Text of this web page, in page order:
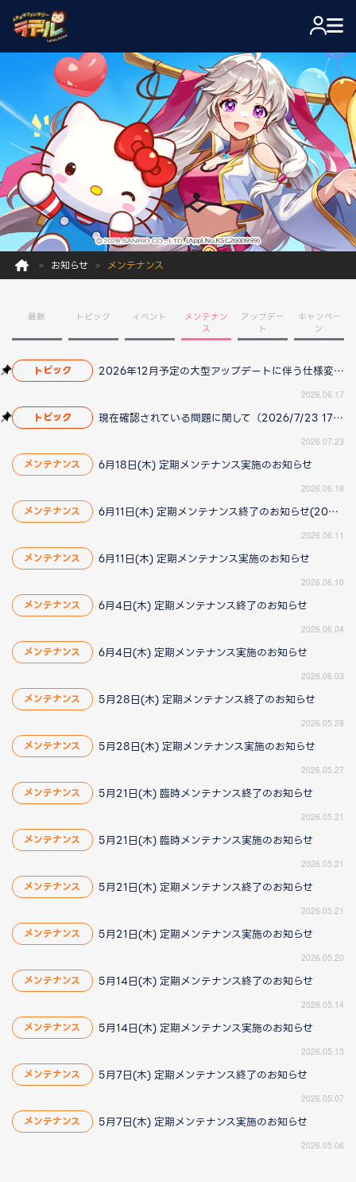
お知らせ メンテナンス
最新 トピック イベント
メンテナン
ス
アップデー
ト
キャンペー
ン
トピック 2026年12月予定の大型アップデートに伴う仕様変更のお知らせ
2026.06.17
トピック 現在確認されている問題に関して（2026/7/23 17:00更新）
2026.07.23
メンテナンス 6月18日(木) 定期メンテナンス実施のお知らせ
2026.06.18
メンテナンス 6月11日(木) 定期メンテナンス終了のお知らせ(2026/6/11 15:20更新)
2026.06.11
メンテナンス 6月11日(木) 定期メンテナンス実施のお知らせ
2026.06.10
メンテナンス 6月4日(木) 定期メンテナンス終了のお知らせ
2026.06.04
メンテナンス 6月4日(木) 定期メンテナンス実施のお知らせ
2026.06.03
メンテナンス 5月28日(木) 定期メンテナンス終了のお知らせ
2026.05.28
メンテナンス 5月28日(木) 定期メンテナンス実施のお知らせ
2026.05.27
メンテナンス 5月21日(木) 臨時メンテナンス終了のお知らせ
2026.05.21
メンテナンス 5月21日(木) 臨時メンテナンス実施のお知らせ
2026.05.21
メンテナンス 5月21日(木) 定期メンテナンス終了のお知らせ
2026.05.21
メンテナンス 5月21日(木) 定期メンテナンス実施のお知らせ
2026.05.20
メンテナンス 5月14日(木) 定期メンテナンス終了のお知らせ
2026.05.14
メンテナンス 5月14日(木) 定期メンテナンス実施のお知らせ
2026.05.13
メンテナンス 5月7日(木) 定期メンテナンス終了のお知らせ
2026.05.07
メンテナンス 5月7日(木) 定期メンテナンス実施のお知らせ
2026.05.06